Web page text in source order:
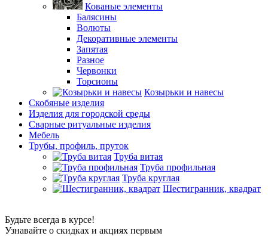
Кованые элементы
Балясины
Волюты
Декоративные элементы
Запятая
Разное
Червонки
Торсионы
Козырьки и навесы
Скобяные изделия
Изделия для городской среды
Сварные ритуальные изделия
Мебель
Трубы, профиль, пруток
Труба витая
Труба профильная
Труба круглая
Шестигранник, квадрат
Будьте всегда в курсе!
Узнавайте о скидках и акциях первым